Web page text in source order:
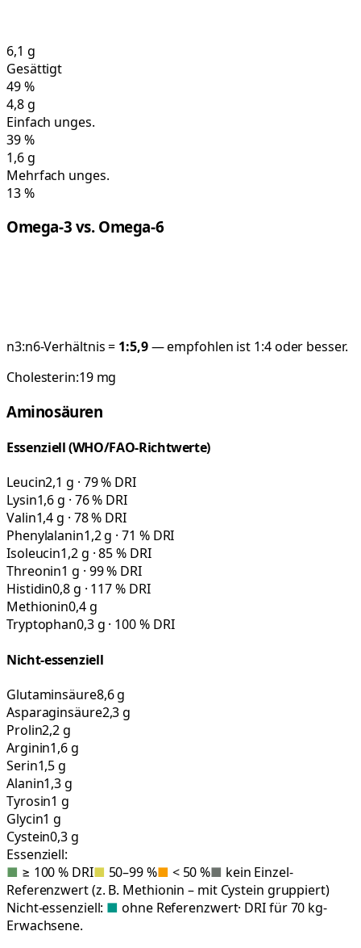
6,1 g
Gesättigt
49%
4,8g
Einfach unges.
39%
1,6g
Mehrfach unges.
13%
Omega-3 vs. Omega-6
n3:n6-Verhältnis = 1:5,9— empfohlen ist 1:4 oder besser.
Cholesterin:19mg
Aminosäuren
Essenziell (WHO/FAO-Richtwerte)
Leucin2,1 g · 79 % DRI
Lysin1,6 g · 76 % DRI
Valin1,4 g · 78 % DRI
Phenylalanin1,2 g · 71 % DRI
Isoleucin1,2 g · 85 % DRI
Threonin1 g · 99 % DRI
Histidin0,8 g · 117 % DRI
Methionin0,4 g
Tryptophan0,3 g · 100 % DRI
Nicht-essenziell
Glutaminsäure8,6 g
Asparaginsäure2,3 g
Prolin2,2 g
Arginin1,6 g
Serin1,5 g
Alanin1,3 g
Tyrosin1 g
Glycin1 g
Cystein0,3 g
Essenziell:
■ ≥ 100 % DRI■ 50–99 %■ < 50 %■ kein Einzel-
Referenzwert (z. B. Methionin – mit Cystein gruppiert)
Nicht-essenziell: ■ ohne Referenzwert· DRI für 70 kg-
Erwachsene.